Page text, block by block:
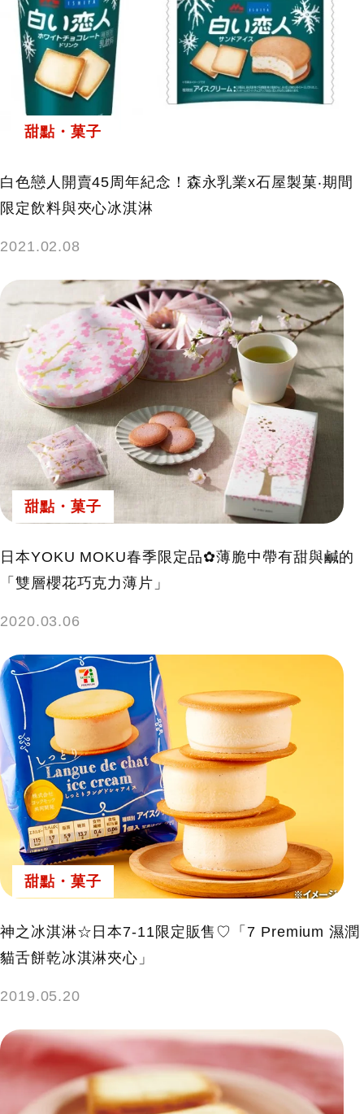
甜點・菓子
白色戀人開賣45周年紀念！森永乳業x石屋製菓‧期間
限定飲料與夾心冰淇淋
2021.02.08
甜點・菓子
日本YOKU MOKU春季限定品✿薄脆中帶有甜與鹹的
「雙層櫻花巧克力薄片」
2020.03.06
甜點・菓子
神之冰淇淋☆日本7-11限定販售♡「7 Premium 濕潤
貓舌餅乾冰淇淋夾心」
2019.05.20